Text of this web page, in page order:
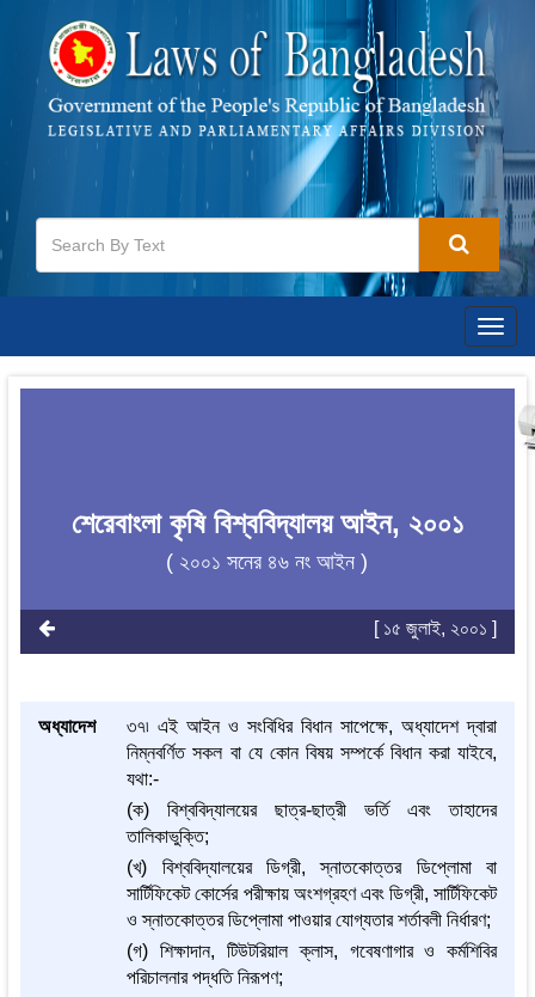
শেরেবাংলা কৃষি বিশ্ববিদ্যালয় আইন, ২০০১
( ২০০১ সনের ৪৬ নং আইন )
[ ১৫ জুলাই, ২০০১ ]
অধ্যাদেশ
৩৭৷ এই আইন ও সংবিধির বিধান সাপেক্ষে, অধ্যাদেশ দ্বারা
নিম্নবর্ণিত সকল বা যে কোন বিষয় সম্পর্কে বিধান করা যাইবে,
যথা:-
(ক) বিশ্ববিদ্যালয়ের ছাত্র-ছাত্রী ভর্তি এবং তাহাদের
তালিকাভুক্তি;
(খ) বিশ্ববিদ্যালয়ের ডিগ্রী, স্নাতকোত্তর ডিপ্লোমা বা
সার্টিফিকেট কোর্সের পরীক্ষায় অংশগ্রহণ এবং ডিগ্রী, সার্টিফিকেট
ও স্নাতকোত্তর ডিপ্লোমা পাওয়ার যোগ্যতার শর্তাবলী নির্ধারণ;
(গ) শিক্ষাদান, টিউটরিয়াল ক্লাস, গবেষণাগার ও কর্মশিবির
পরিচালনার পদ্ধতি নিরূপণ;